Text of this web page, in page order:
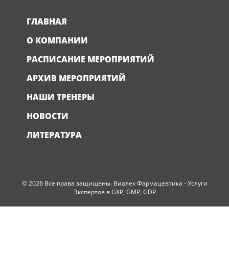
ГЛАВНАЯ
О КОМПАНИИ
РАСПИСАНИЕ МЕРОПРИЯТИЙ
АРХИВ МЕРОПРИЯТИЙ
НАШИ ТРЕНЕРЫ
НОВОСТИ
ЛИТЕРАТУРА
© 2026 Все права защищены. Виалек Фармацевтика - Услуги
Экспертов в GXP, GMP, GDP